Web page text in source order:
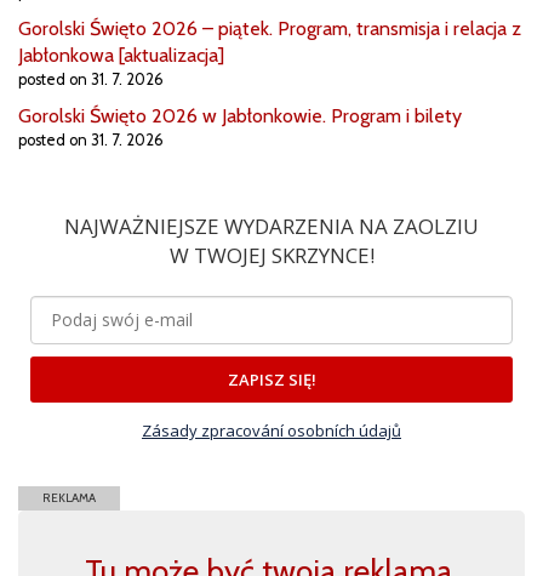
Gorolski Święto 2026 – piątek. Program, transmisja i relacja z
Jabłonkowa [aktualizacja]
posted on 31. 7. 2026
Gorolski Święto 2026 w Jabłonkowie. Program i bilety
posted on 31. 7. 2026
NAJWAŻNIEJSZE WYDARZENIA NA ZAOLZIU
W TWOJEJ SKRZYNCE!
ZAPISZ SIĘ!
Zásady zpracování osobních údajů
REKLAMA